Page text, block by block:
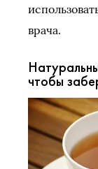
врача.
чтобы